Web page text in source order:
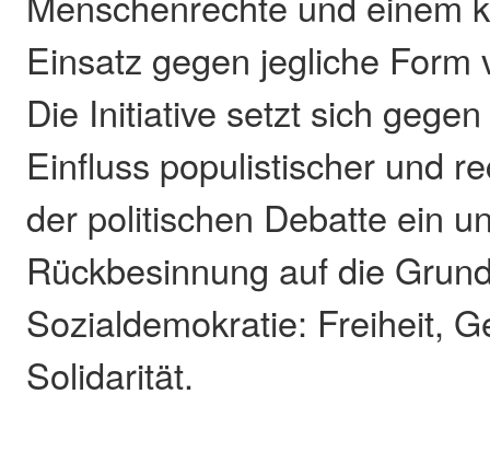
Einsatz gegen jegliche Form
Die Initiative setzt sich
Einfluss populistischer und
der politischen Debatte ein
Rückbesinnung auf die
Sozialdemokratie: Freiheit,
Solidarität.